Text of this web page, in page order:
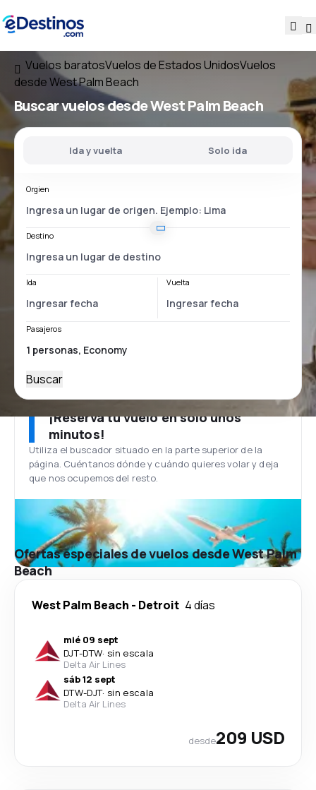
Vuelos baratosVuelos de Estados UnidosVuelos
desde West Palm Beach
Buscar vuelosdesde West Palm Beach
Ida y vuelta Solo ida
Orgien
Destino
Ida Vuelta
Pasajeros
Buscar
¡Reserva tu vuelo en solo unos
minutos!
Utiliza el buscador situado en la parte superior de la
página. Cuéntanos dónde y cuándo quieres volar y deja
que nos ocupemos del resto.
Ofertas especiales de vuelos desde West Palm
Beach
West Palm Beach - Detroit 4 días
mié 09 sept
DJT-DTW· sin escala
Delta Air Lines
sáb 12 sept
DTW-DJT· sin escala
Delta Air Lines
desde209 USD